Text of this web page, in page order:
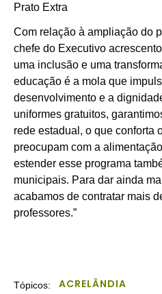
Prato Extra
Com relação à ampliação do
chefe do Executivo
uma inclusão e uma
educação é a mola que
desenvolvimento e a
uniformes gratuitos,
rede estadual, o que conforta
preocupam com a
estender esse programa
municipais. Para dar ainda
acabamos de contratar mais
professores.”
Tópicos: ACRELÂNDIA